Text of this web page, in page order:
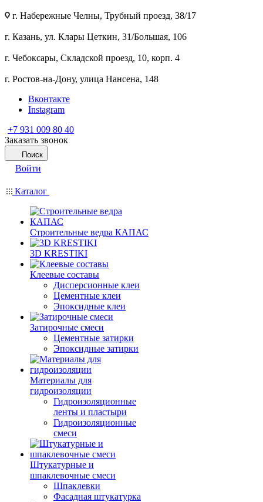
г. Набережные Челны, Трубный проезд, 38/17
г. Казань, ул. Клары Цеткин, 31/Большая, 106
г. Чебоксары, Складской проезд, 10, корп. 4
г. Ростов-на-Дону, улица Нансена, 148
Вконтакте
Instagram
+7 931 009 80 40
Заказать звонок
Поиск
Войти
Каталог
Строительные ведра КАПАС
3D KRESTIKI
Клеевые составы
Дисперсионные клеи
Цементные клеи
Эпоксидные клеи
Затирочные смеси
Цементные затирки
Эпоксидные затирки
Материалы для
гидроизоляции
Гидроизоляционные
ленты и пластыри
Гидроизоляционные
смеси
Штукатурные и
шпаклевочные смеси
Шпаклевки
Фасадная штукатурка